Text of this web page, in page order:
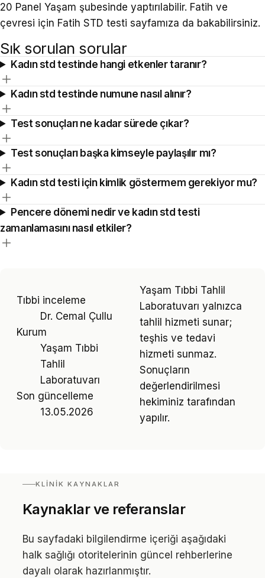
20 Panel Yaşam şubesinde yaptırılabilir. Fatih ve
çevresi için Fatih STD testi sayfamıza da bakabilirsiniz.
Sık sorulan sorular
Kadın std testinde hangi etkenler taranır?
Kadın std testinde numune nasıl alınır?
Test sonuçları ne kadar sürede çıkar?
Test sonuçları başka kimseyle paylaşılır mı?
Kadın std testi için kimlik göstermem gerekiyor mu?
Pencere dönemi nedir ve kadın std testi
zamanlamasını nasıl etkiler?
Tıbbi inceleme
Dr. Cemal Çullu
Kurum
Yaşam Tıbbi
Tahlil
Laboratuvarı
Son güncelleme
13.05.2026
Yaşam Tıbbi Tahlil
Laboratuvarı yalnızca
tahlil hizmeti sunar;
teşhis ve tedavi
hizmeti sunmaz.
Sonuçların
değerlendirilmesi
hekiminiz tarafından
yapılır.
KLINIK KAYNAKLAR
Kaynaklar ve referanslar
Bu sayfadaki bilgilendirme içeriği aşağıdaki
halk sağlığı otoritelerinin güncel rehberlerine
dayalı olarak hazırlanmıştır.